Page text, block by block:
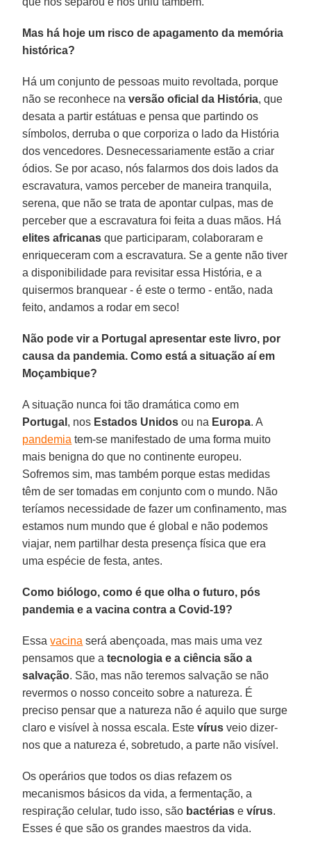
Mas há hoje um risco de apagamento da memória
histórica?
Há um conjunto de pessoas muito revoltada, porque
não se reconhece naversão oficial da História, que
desata a partir estátuas e pensa que partindo os
símbolos, derruba o que corporiza o lado da História
dos vencedores. Desnecessariamente estão a criar
ódios. Se por acaso, nós falarmos dos dois lados da
escravatura, vamos perceber de maneira tranquila,
serena, que não se trata de apontar culpas, mas de
perceber que a escravatura foi feita a duas mãos. Há
elites africanas que participaram, colaboraram e
enriqueceram com a escravatura. Se a gente não tiver
a disponibilidade para revisitar essa História, e a
quisermos branquear - é este o termo - então, nada
feito, andamos a rodar em seco!
Não pode vir a Portugal apresentar este livro, por
causa da pandemia. Como está a situação aí em
Moçambique?
A situação nunca foi tão dramática como em
Portugal , nos Estados Unidos ou na Europa. A
pandemia tem-se manifestado de uma forma muito
mais benigna do que no continente europeu.
Sofremos sim, mas também porque estas medidas
têm de ser tomadas em conjunto com o mundo. Não
teríamos necessidade de fazer um confinamento, mas
estamos num mundo que é global e não podemos
viajar, nem partilhar desta presença física que era
uma espécie de festa, antes.
Como biólogo, como é que olha o futuro, pós
pandemia e a vacina contra a Covid-19?
Essavacina será abençoada, mas mais uma vez
pensamos que atecnologia e a ciência são a
salvação. São, mas não teremos salvação se não
revermos o nosso conceito sobre a natureza. É
preciso pensar que a natureza não é aquilo que surge
claro e visível à nossa escala. Estevírus veio dizer-
nos que a natureza é, sobretudo, a parte não visível.
Os operários que todos os dias refazem os
mecanismos básicos da vida, a fermentação, a
respiração celular, tudo isso, são bactérias evírus.
Esses é que são os grandes maestros da vida.